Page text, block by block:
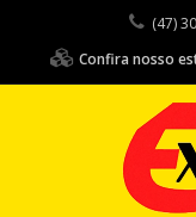
(47)
Confira nosso